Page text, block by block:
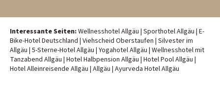
Interessante Seiten:Wellnesshotel Allgäu | Sporthotel Allgäu | E-
Bike-Hotel Deutschland | Viehscheid Oberstaufen | Silvester im
Allgäu | 5-Sterne-Hotel Allgäu | Yogahotel Allgäu | Wellnesshotel mit
Tanzabend Allgäu | Hotel Halbpension Allgäu | Hotel Pool Allgäu |
Hotel Alleinreisende Allgäu | Allgäu | Ayurveda Hotel Allgäu